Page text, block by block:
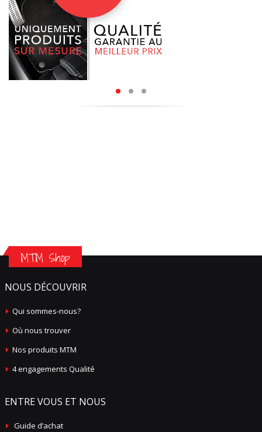
MTM Shop
NOUS DÉCOUVRIR
Qui sommes-nous?
Où nous trouver
Nos produits MTM
4 engagements Qualité
ENTRE VOUS ET NOUS
Guide d’achat